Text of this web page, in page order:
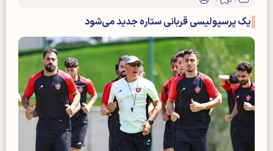
یک پرسپولیسی قربانی ستاره جدید می‌شود